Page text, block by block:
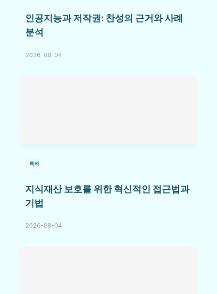
인공지능과 저작권: 찬성의 근거와 사례
분석
2026-08-04
특허
지식재산 보호를 위한 혁신적인 접근법과
기법
2026-08-04